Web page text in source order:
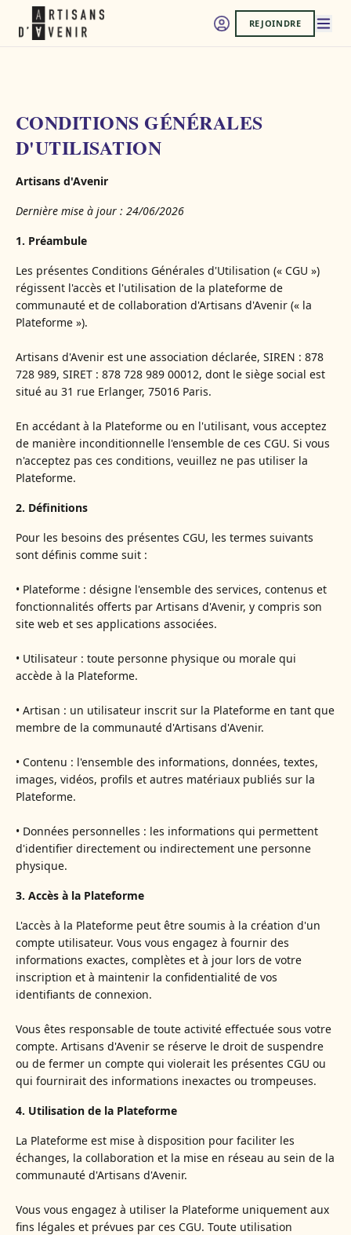
REJOINDRE
CONDITIONS GÉNÉRALES
D'UTILISATION
Artisans d'Avenir
Dernière mise à jour : 24/06/2026
1. Préambule
Les présentes Conditions Générales d'Utilisation (« CGU »)
régissent l'accès et l'utilisation de la plateforme de
communauté et de collaboration d'Artisans d'Avenir (« la
Plateforme »).
Artisans d'Avenir est une association déclarée, SIREN : 878
728 989, SIRET : 878 728 989 00012, dont le siège social est
situé au 31 rue Erlanger, 75016 Paris.
En accédant à la Plateforme ou en l'utilisant, vous acceptez
de manière inconditionnelle l'ensemble de ces CGU. Si vous
n'acceptez pas ces conditions, veuillez ne pas utiliser la
Plateforme.
2. Définitions
Pour les besoins des présentes CGU, les termes suivants
sont définis comme suit :
• Plateforme : désigne l'ensemble des services, contenus et
fonctionnalités offerts par Artisans d'Avenir, y compris son
site web et ses applications associées.
• Utilisateur : toute personne physique ou morale qui
accède à la Plateforme.
• Artisan : un utilisateur inscrit sur la Plateforme en tant que
membre de la communauté d'Artisans d'Avenir.
• Contenu : l'ensemble des informations, données, textes,
images, vidéos, profils et autres matériaux publiés sur la
Plateforme.
• Données personnelles : les informations qui permettent
d'identifier directement ou indirectement une personne
physique.
3. Accès à la Plateforme
L'accès à la Plateforme peut être soumis à la création d'un
compte utilisateur. Vous vous engagez à fournir des
informations exactes, complètes et à jour lors de votre
inscription et à maintenir la confidentialité de vos
identifiants de connexion.
Vous êtes responsable de toute activité effectuée sous votre
compte. Artisans d'Avenir se réserve le droit de suspendre
ou de fermer un compte qui violerait les présentes CGU ou
qui fournirait des informations inexactes ou trompeuses.
4. Utilisation de la Plateforme
La Plateforme est mise à disposition pour faciliter les
échanges, la collaboration et la mise en réseau au sein de la
communauté d'Artisans d'Avenir.
Vous vous engagez à utiliser la Plateforme uniquement aux
fins légales et prévues par ces CGU. Toute utilisation